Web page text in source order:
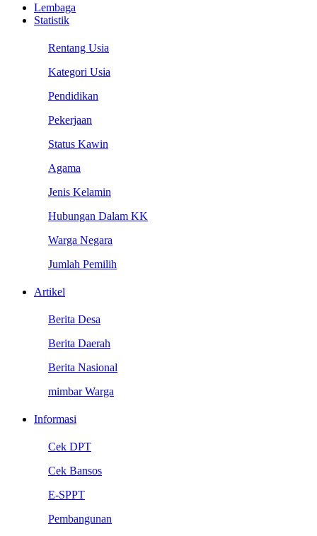
Lembaga
Statistik
Rentang Usia
Kategori Usia
Pendidikan
Pekerjaan
Status Kawin
Agama
Jenis Kelamin
Hubungan Dalam KK
Warga Negara
Jumlah Pemilih
Artikel
Berita Desa
Berita Daerah
Berita Nasional
mimbar Warga
Informasi
Cek DPT
Cek Bansos
E-SPPT
Pembangunan